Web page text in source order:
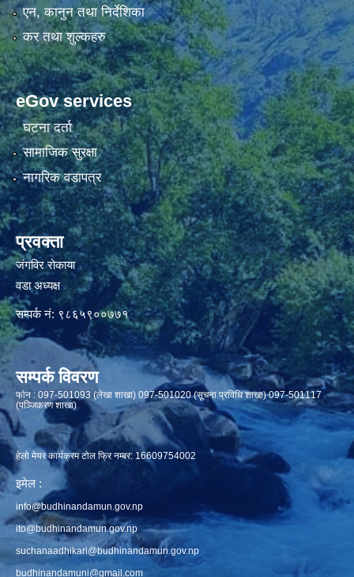
एन, कानुन तथा निर्देशिका
कर तथा शुल्कहरु
eGov services
घटना दर्ता
सामाजिक सुरक्षा
नागरिक वडापत्र
प्रवक्ता
जंगविर रोकाया
वडा अध्यक्ष
सम्पर्क नं: ९८६५९००७७१
सम्पर्क विवरण
फाेन : 097-501093 (लेखा शाखा) 097-501020 (सूचना प्रविधि शाखा) 097-501117
(पञ्जिकरण शाखा)
हेलो मेयर कार्यक्रम टोल फ्रि नम्बर: 16609754002
इमेल :
info@budhinandamun.gov.np
ito@budhinandamun.gov.np
suchanaadhikari@budhinandamun.gov.np
budhinandamuni@gmail.com